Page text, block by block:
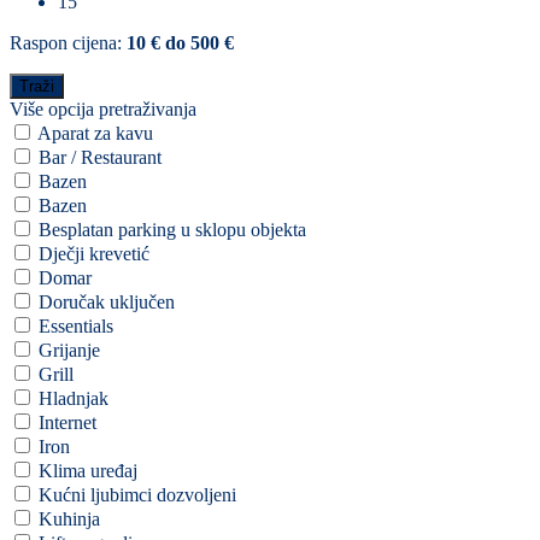
Raspon cijena: 10 € do 500 €
Više opcija pretraživanja
Aparat za kavu
Bar / Restaurant
Bazen
Bazen
Besplatan parking u sklopu objekta
Dječji krevetić
Domar
Doručak uključen
Essentials
Grijanje
Grill
Hladnjak
Internet
Iron
Klima uređaj
Kućni ljubimci dozvoljeni
Kuhinja